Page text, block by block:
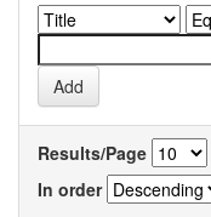
Results/Page
In order